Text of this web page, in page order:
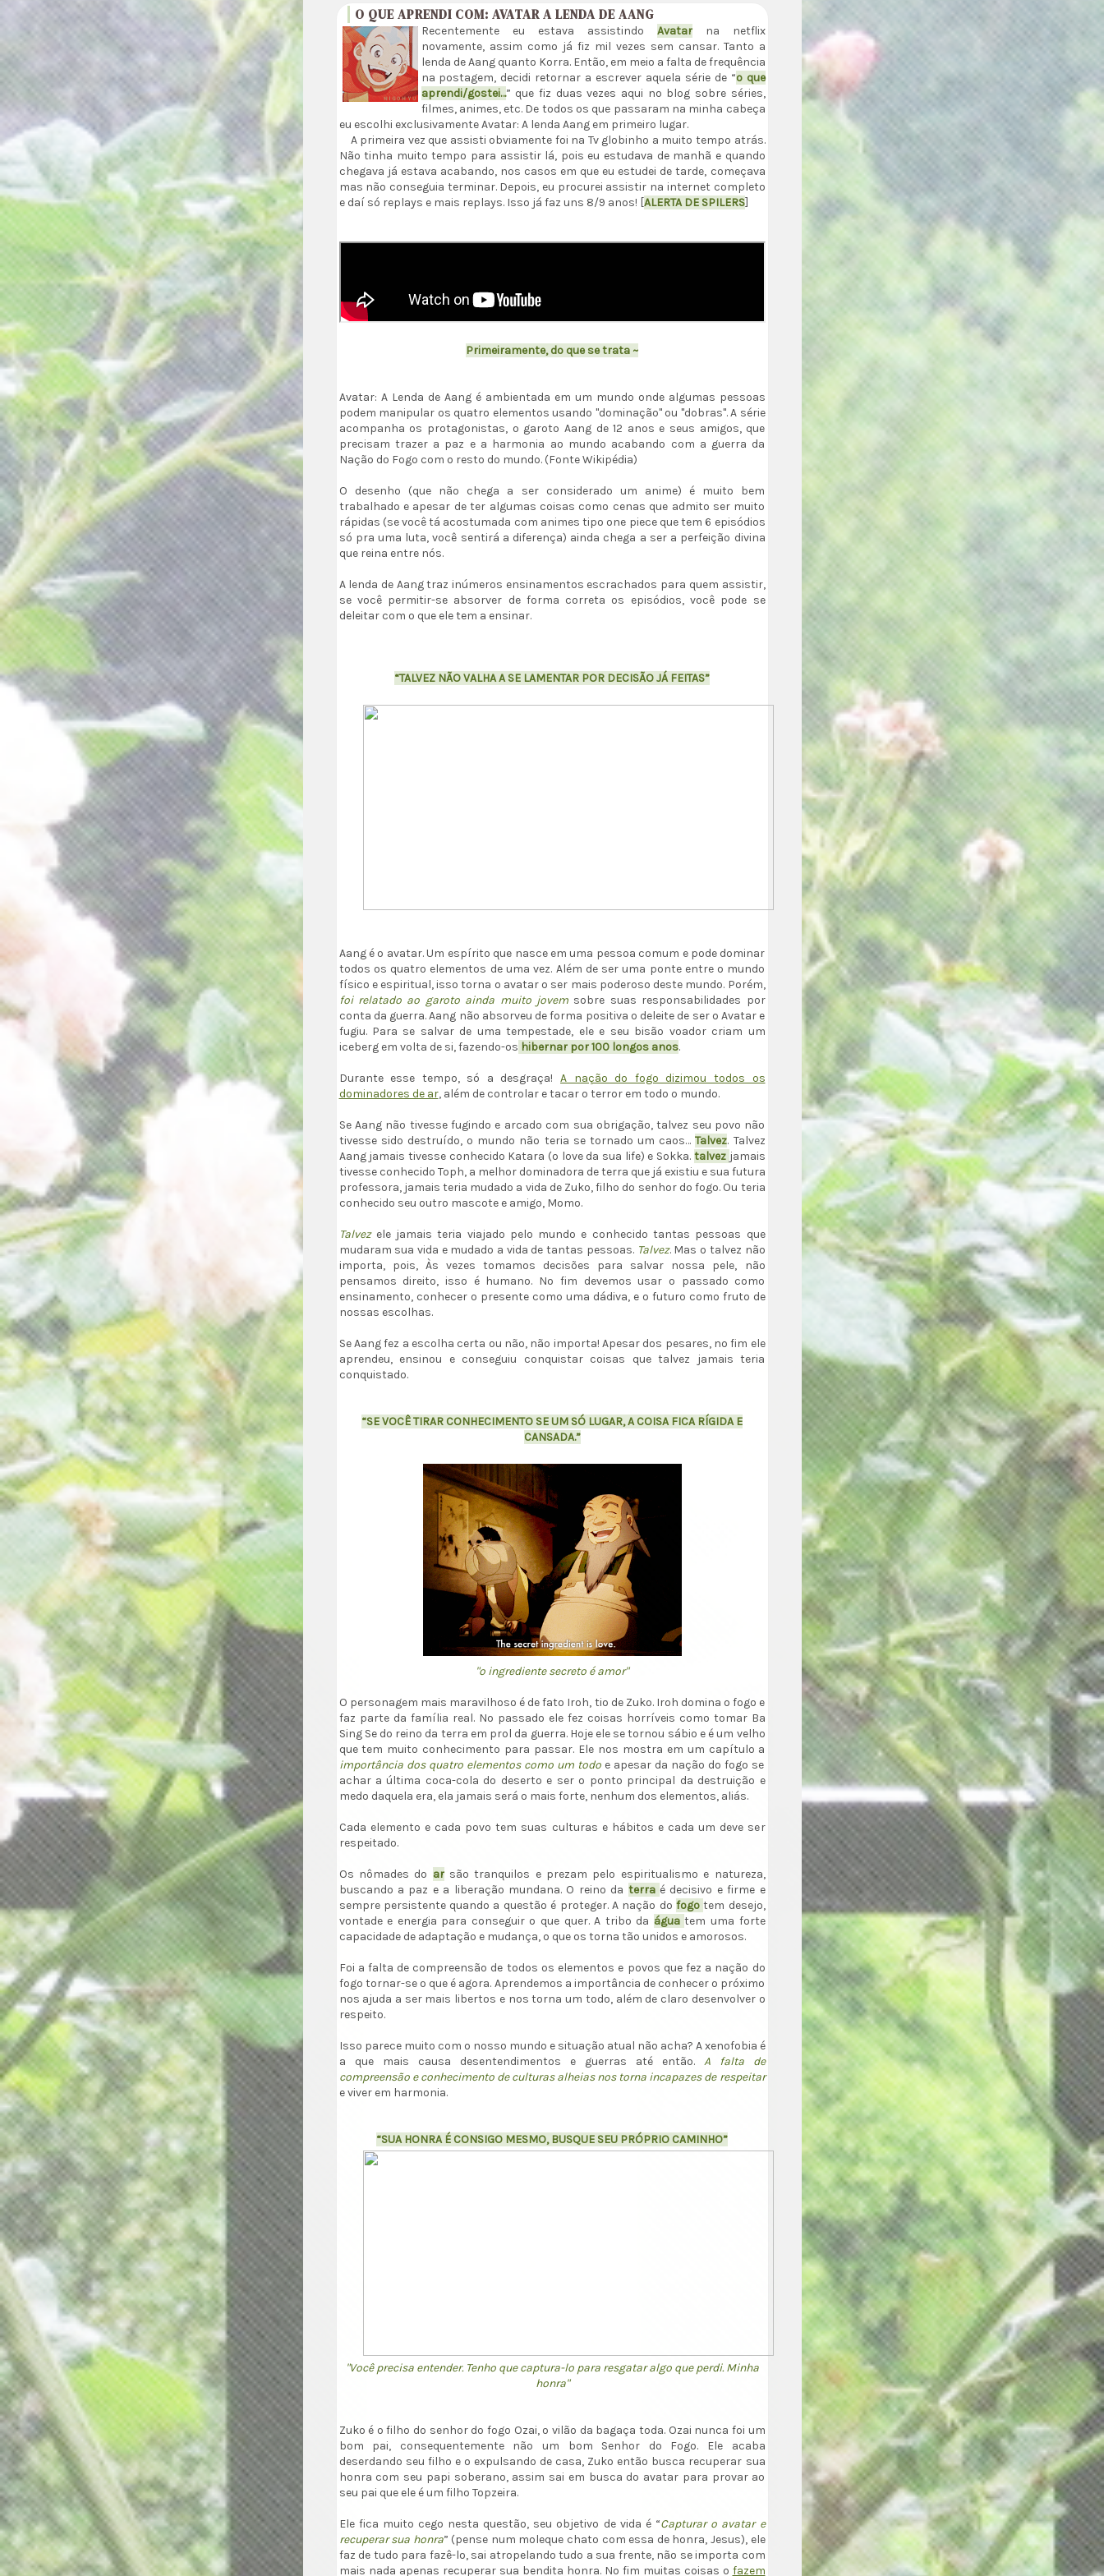
O QUE APRENDI COM: AVATAR A LENDA DE AANG
Recentemente eu estava assistindo Avatarna netflix
novamente, assim como já fiz mil vezes sem cansar. Tanto a
lenda de Aang quanto Korra. Então, em meio a falta de frequência
na postagem, decidi retornar a escrever aquela série de “o que
aprendi/gostei…” que fiz duas vezes aqui no blog sobre séries,
filmes, animes, etc. De todos os que passaram na minha cabeça
eu escolhi exclusivamente Avatar: A lenda Aang em primeiro lugar.
A primeira vez que assisti obviamente foi na Tv globinho a muito tempo atrás.
Não tinha muito tempo para assistir lá, pois eu estudava de manhã e quando
chegava já estava acabando, nos casos em que eu estudei de tarde, começava
mas não conseguia terminar. Depois, eu procurei assistir na internet completo
e daí só replays e mais replays. Isso já faz uns 8/9 anos! [ALERTA DE SPILERS]
Primeiramente, do que se trata ~
Avatar: A Lenda de Aang é ambientada em um mundo onde algumas pessoas
podem manipular os quatro elementos usando "dominação" ou "dobras". A série
acompanha os protagonistas, o garoto Aang de 12 anos e seus amigos, que
precisam trazer a paz e a harmonia ao mundo acabando com a guerra da
Nação do Fogo com o resto do mundo. (Fonte Wikipédia)
O desenho (que não chega a ser considerado um anime) é muito bem
trabalhado e apesar de ter algumas coisas como cenas que admito ser muito
rápidas (se você tá acostumada com animes tipo one piece que tem 6 episódios
só pra uma luta, você sentirá a diferença) ainda chega a ser a perfeição divina
que reina entre nós.
A lenda de Aang traz inúmeros ensinamentos escrachados para quem assistir,
se você permitir-se absorver de forma correta os episódios, você pode se
deleitar com o que ele tem a ensinar.
“TALVEZ NÃO VALHA A SE LAMENTAR POR DECISÃO JÁ FEITAS”
Aang é o avatar. Um espírito que nasce em uma pessoa comum e pode dominar
todos os quatro elementos de uma vez. Além de ser uma ponte entre o mundo
físico e espiritual, isso torna o avatar o ser mais poderoso deste mundo. Porém,
foi relatado ao garoto ainda muito jovemsobre suas responsabilidades por
conta da guerra. Aang não absorveu de forma positiva o deleite de ser o Avatar e
fugiu. Para se salvar de uma tempestade, ele e seu bisão voador criam um
iceberg em volta de si, fazendo-os hibernar por 100 longos anos.
Durante esse tempo, só a desgraça! A nação do fogo dizimou todos os
dominadores de ar, além de controlar e tacar o terror em todo o mundo.
Se Aang não tivesse fugindo e arcado com sua obrigação, talvez seu povo não
tivesse sido destruído, o mundo não teria se tornado um caos…Talvez. Talvez
Aang jamais tivesse conhecido Katara (o love da sua life) e Sokka. talvez jamais
tivesse conhecido Toph, a melhor dominadora de terra que já existiu e sua futura
professora, jamais teria mudado a vida de Zuko, filho do senhor do fogo. Ou teria
conhecido seu outro mascote e amigo, Momo.
Talvez ele jamais teria viajado pelo mundo e conhecido tantas pessoas que
mudaram sua vida e mudado a vida de tantas pessoas. Talvez. Mas o talvez não
importa, pois, Às vezes tomamos decisões para salvar nossa pele, não
pensamos direito, isso é humano. No fim devemos usar o passado como
ensinamento, conhecer o presente como uma dádiva, e o futuro como fruto de
nossas escolhas.
Se Aang fez a escolha certa ou não, não importa! Apesar dos pesares, no fim ele
aprendeu, ensinou e conseguiu conquistar coisas que talvez jamais teria
conquistado.
“SE VOCÊ TIRAR CONHECIMENTO SE UM SÓ LUGAR, A COISA FICA RÍGIDA E
CANSADA.”
"o ingrediente secreto é amor"
O personagem mais maravilhoso é de fato Iroh, tio de Zuko. Iroh domina o fogo e
faz parte da família real. No passado ele fez coisas horríveis como tomar Ba
Sing Se do reino da terra em prol da guerra. Hoje ele se tornou sábio e é um velho
que tem muito conhecimento para passar. Ele nos mostra em um capítulo a
importância dos quatro elementos como um todoe apesar da nação do fogo se
achar a última coca-cola do deserto e ser o ponto principal da destruição e
medo daquela era, ela jamais será o mais forte, nenhum dos elementos, aliás.
Cada elemento e cada povo tem suas culturas e hábitos e cada um deve ser
respeitado.
Os nômades do arsão tranquilos e prezam pelo espiritualismo e natureza,
buscando a paz e a liberação mundana. O reino da terra é decisivo e firme e
sempre persistente quando a questão é proteger. A nação do fogotem desejo,
vontade e energia para conseguir o que quer. A tribo da águatem uma forte
capacidade de adaptação e mudança, o que os torna tão unidos e amorosos.
Foi a falta de compreensão de todos os elementos e povos que fez a nação do
fogo tornar-se o que é agora. Aprendemos a importância de conhecer o próximo
nos ajuda a ser mais libertos e nos torna um todo, além de claro desenvolver o
respeito.
Isso parece muito com o nosso mundo e situação atual não acha? A xenofobia é
a que mais causa desentendimentos e guerras até então. A falta de
compreensão e conhecimento de culturas alheias nos torna incapazes de respeitar
e viver em harmonia.
“SUA HONRA É CONSIGO MESMO, BUSQUE SEU PRÓPRIO CAMINHO”
"Você precisa entender. Tenho que captura-lo para resgatar algo que perdi. Minha
honra"
Zuko é o filho do senhor do fogo Ozai, o vilão da bagaça toda. Ozai nunca foi um
bom pai, consequentemente não um bom Senhor do Fogo. Ele acaba
deserdando seu filho e o expulsando de casa, Zuko então busca recuperar sua
honra com seu papi soberano, assim sai em busca do avatar para provar ao
seu pai que ele é um filho Topzeira.
Ele fica muito cego nesta questão, seu objetivo de vida é “Capturar o avatar e
recuperar sua honra” (pense num moleque chato com essa de honra, Jesus), ele
faz de tudo para fazê-lo, sai atropelando tudo a sua frente, não se importa com
mais nada apenas recuperar sua bendita honra. No fim muitas coisas o fazem